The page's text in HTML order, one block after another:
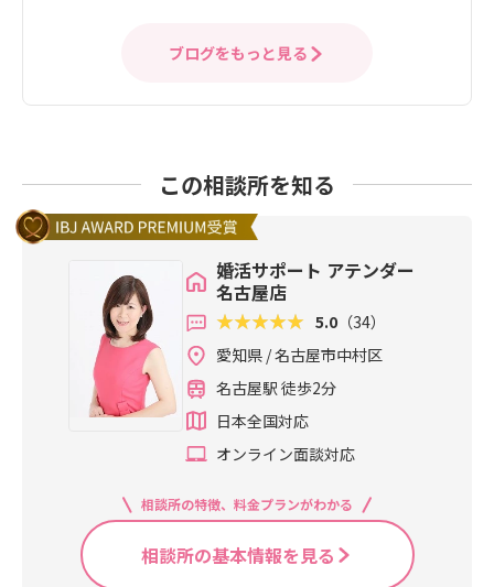
ブログをもっと見る
この相談所を知る
婚活サポート アテンダー
名古屋店
5.0 （34）
愛知県 / 名古屋市中村区
名古屋駅 徒歩2分
日本全国対応
オンライン面談対応
相談所の特徴、料金プランがわかる
相談所の基本情報を見る